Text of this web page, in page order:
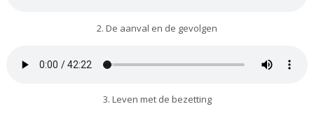
2. De aanval en de gevolgen
3. Leven met de bezetting